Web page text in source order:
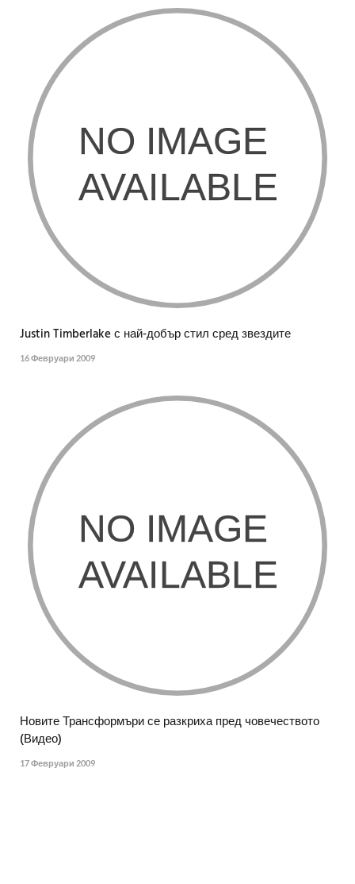
Justin Timberlake с най-добър стил сред звездите
16 Февруари 2009
Новите Трансформъри се разкриха пред човечеството
(Видео)
17 Февруари 2009